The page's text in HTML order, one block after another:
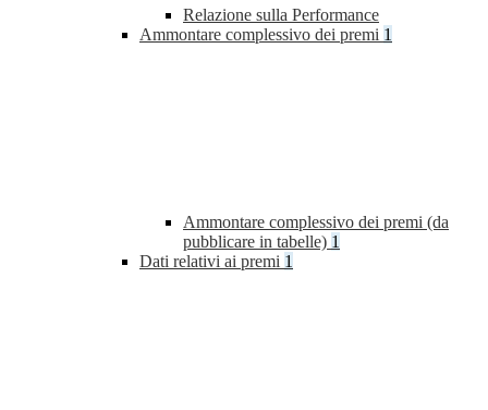
Relazione sulla Performance
Ammontare complessivo dei premi 1
Ammontare complessivo dei premi (da
pubblicare in tabelle) 1
Dati relativi ai premi 1